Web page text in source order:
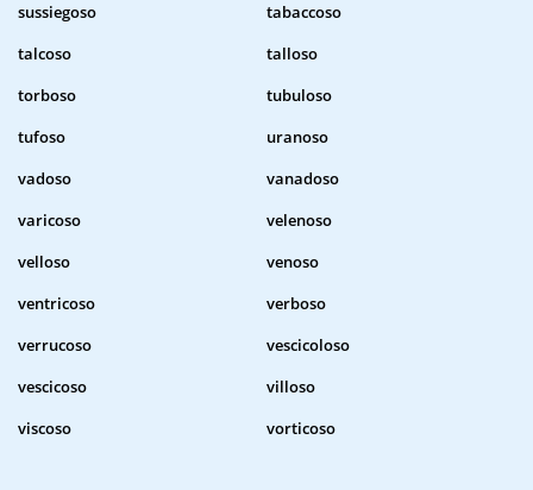
sussiegoso
tabaccoso
talcoso
talloso
torboso
tubuloso
tufoso
uranoso
vadoso
vanadoso
varicoso
velenoso
velloso
venoso
ventricoso
verboso
verrucoso
vescicoloso
vescicoso
villoso
viscoso
vorticoso